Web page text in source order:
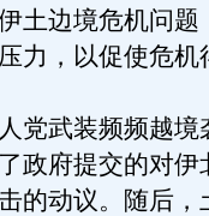
土边境危机问题
力，以促使危机
武装频频越境
政府提交的对伊
的动议。随后，